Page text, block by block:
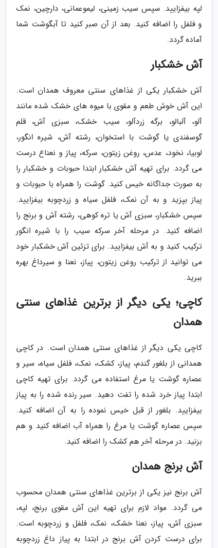
لپه بیفزایید. سپس سیب زمینی، لیموعمانی، دارچین، نمک
و فلفل را اضافه کنید. بعد از آن صبر کنید تا آبگوشت شما
آماده گردد.
آش خشکبار
آش خشکبار یکی از غذاهای سنتی معروف همدان است.
این آش خوش طعم و مقوی با میوه های خشک شده مانند
آلو، آلبالو، برگه زردآلو، سیب خشک، سبزی آش، قلم
گوسفندی یا گوشت با استخوان، رشته آش، شیره انگور،
لوبیا، نخود، عدس، روغن زیتون، سرکه، پیاز و نعناع درست
می گردد. برای تهیه آش خشکبار ابتدا حبوبات و خشکبار را
به صورت جداگانه خیس کنید. گوشت را همراه با حبوبات و
پیاز بپزید و به آن نمک، فلفل سیاه و زردچوبه بیفزایید.
سپس خشکبار، سبزی آش یا تره کوهی، رشته آش و برنج را
اضافه کنید. در مرحله آخر سرکه سیب را با شیره انگور
ترکیب کنید و به آش بیفزایید. برای تزئین آش خشکبار خود
می توانید از ترکیب روغن زیتون، پیاز، نعنا و سیرداغ بهره
ببرید.
کاچی؛ یکی دیگر از برترین غذاهای سنتی
همدان
کاچی یکی دیگر از غذاهای سنتی همدان است. در کاچی
همدانی از بلغور گندم، پیاز، کشک، نمک، فلفل سیاه، سیر و
عصاره گوشت یا مرغ استفاده می گردد. برای تهیه کاچی
ابتدا پیاز خرد شده را تفت دهید. سیر رنده شده را به پیاز
بیفزایید. بلغور از قبل خیس نموده را به آن اضافه کنید.
سپس عصاره گوشت یا مرغ را همراه آب اضافه کنید و هم
بزنید. در مرحله آخر هم کشک را اضافه کنید.
آش برنج همدان
آش برنج نیز یکی از برترین غذاهای سنتی همدان محسوب
می گردد. مواد لازم برای تهیه این آش مقوی برنج، لپه،
سبزی آش، پیاز، نعنا خشک، نمک، فلفل و زردچوبه است.
برای درست کردن آش برنج در ابتدا به پیاز داغ زردچوبه